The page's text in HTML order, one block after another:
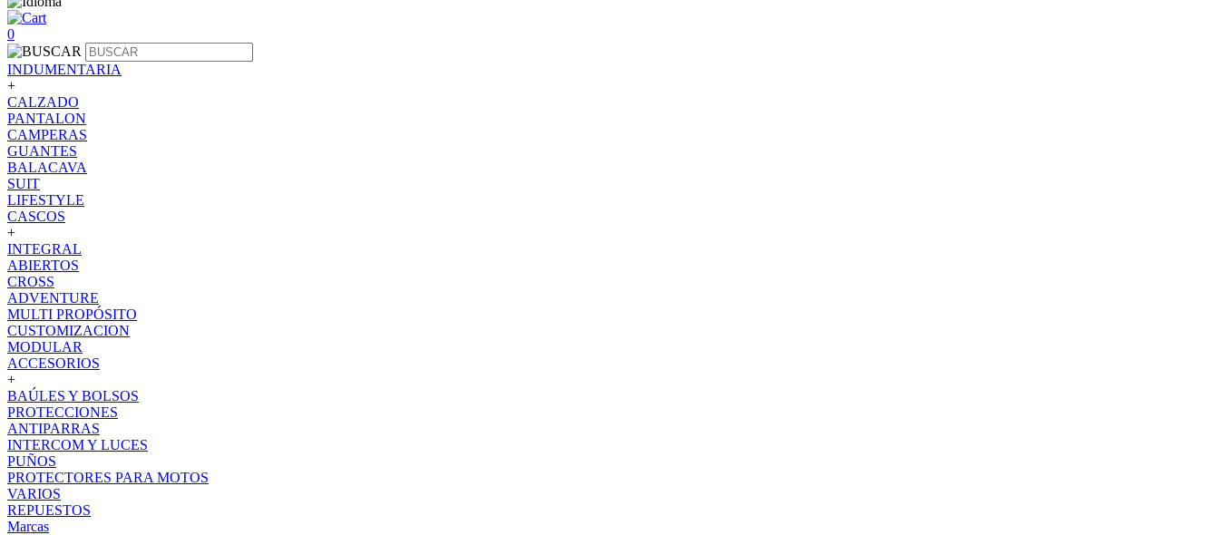
0
INDUMENTARIA
+
CALZADO
PANTALON
CAMPERAS
GUANTES
BALACAVA
SUIT
LIFESTYLE
CASCOS
+
INTEGRAL
ABIERTOS
CROSS
ADVENTURE
MULTI PROPÓSITO
CUSTOMIZACION
MODULAR
ACCESORIOS
+
BAÚLES Y BOLSOS
PROTECCIONES
ANTIPARRAS
INTERCOM Y LUCES
PUÑOS
PROTECTORES PARA MOTOS
VARIOS
REPUESTOS
Marcas